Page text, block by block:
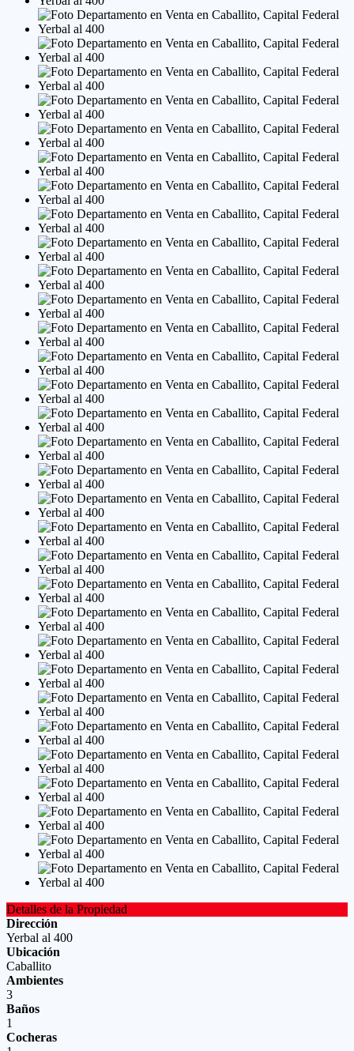
Detalles de la Propiedad
Dirección
Yerbal al 400
Ubicación
Caballito
Ambientes
3
Baños
1
Cocheras